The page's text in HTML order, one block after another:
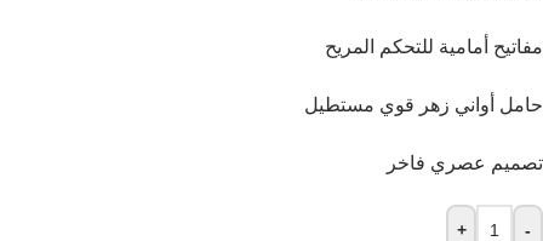
مفاتيح أمامية للتحكم المريح
حامل أواني زهر قوي مستطيل
تصميم عصري فاخر
-
+